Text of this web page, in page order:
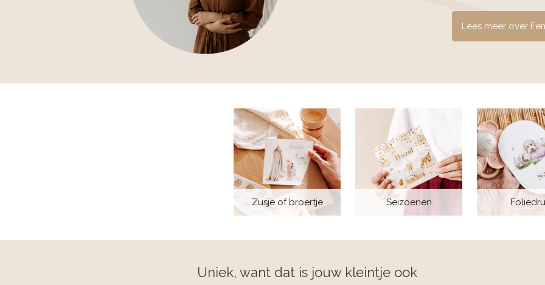
Lees meer over
Zusje of broertje Seizoenen
Uniek, want dat is jouw kleintje ook